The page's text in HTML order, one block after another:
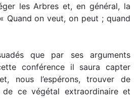
les Arbres et, en général, la
Quand on veut, on peut ; quand
que par ses arguments
conférence il saura capter
nous l’espérons, trouver de
de ce végétal extraordinaire et